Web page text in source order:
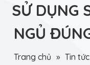
SỬ DỤNG
NGỦ
Trang chủ » Tin tức